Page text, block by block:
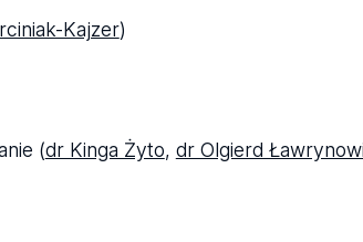
Kajzer)
(dr Kinga Żyto, dr Olgierd